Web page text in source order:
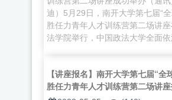
迪）5月29日，南开大学第七届“
胜任力青年人才训练营第二场讲
法学院举行，中国政法大学全面依
【讲座报名】南开大学第七届“全
胜任力青年人才训练营第二场讲